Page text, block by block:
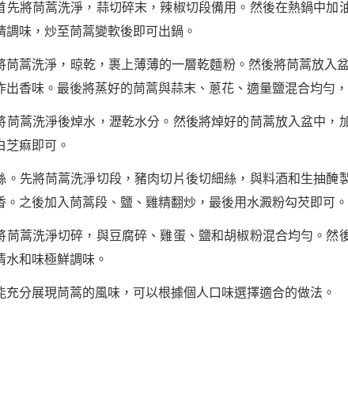
先將茼蒿洗淨，蒜切碎末，辣椒切段備用。然後在熱鍋中加
調味，炒至茼蒿變軟後即可出鍋。
茼蒿洗淨，晾乾，裹上薄薄的一層乾麵粉。然後將茼蒿放入
出香味。最後將蒸好的茼蒿與蒜末、蔥花、適量鹽混合均勻
茼蒿洗淨後焯水，瀝乾水分。然後將焯好的茼蒿放入盆中
芝痲即可。
。先將茼蒿洗淨切段，豬肉切片後切細絲，與料酒和生抽
。之後加入茼蒿段、鹽、雞精翻炒，最後用水澱粉勾芡即可。
茼蒿洗淨切碎，與豆腐碎、雞蛋、鹽和胡椒粉混合均勻。
水和味極鮮調味。
充分展現茼蒿的風味，可以根據個人口味選擇適合的做法。